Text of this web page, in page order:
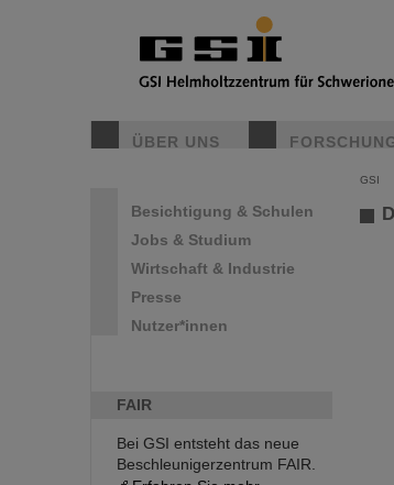
ÜBER UNS
Besichtigung & Schulen
Jobs & Studium
Wirtschaft & Industrie
Presse
Nutzer*innen
FAIR
Bei GSI entsteht das neue
Beschleunigerzentrum FAIR.
GSI